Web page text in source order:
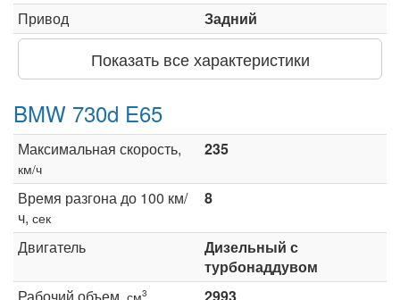
Привод
Задний
Показать все характеристики
BMW 730d E65
Максимальная скорость,
км/ч
235
Время разгона до 100 км/
ч, сек
8
Двигатель
Дизельный с
турбонаддувом
Рабочий объем, см3
2993